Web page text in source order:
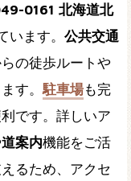
0161 北海道北
います。 公共交通
の徒歩ルートや
す。 駐車場も完
です。詳しいア
道案内機能をご活
るため、アクセ